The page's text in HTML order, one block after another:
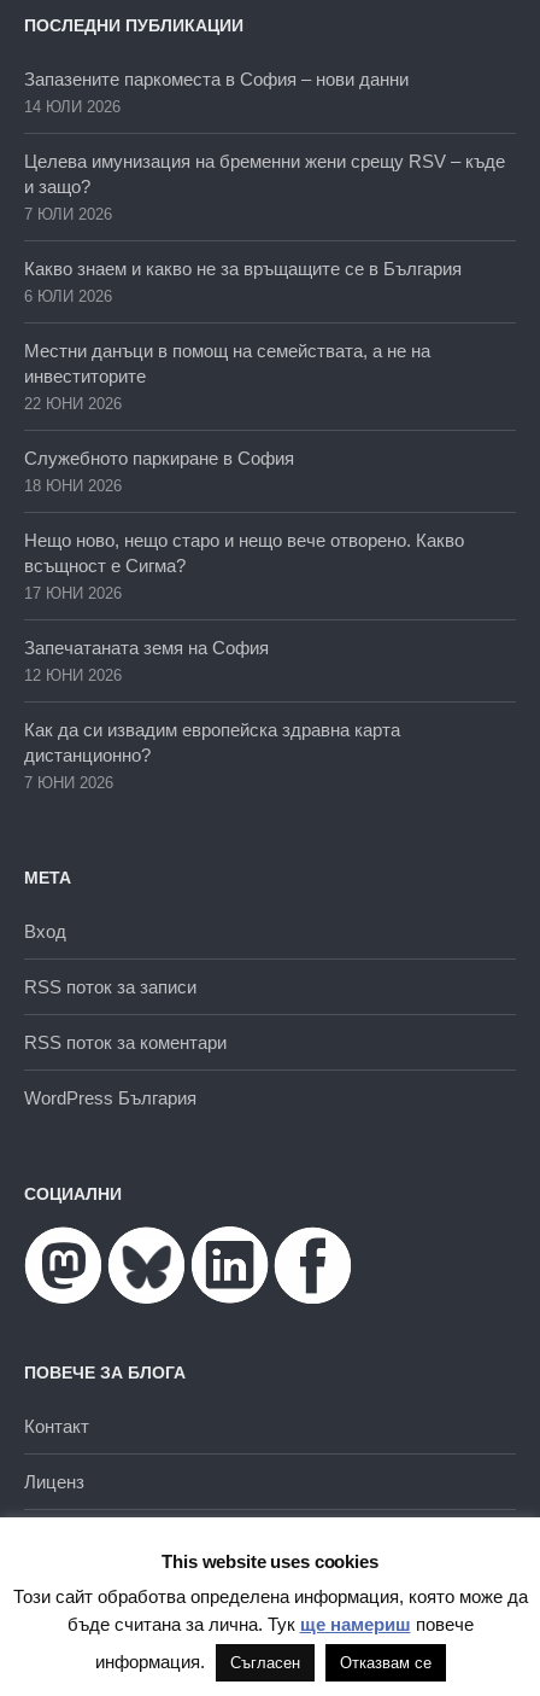
ПОСЛЕДНИ ПУБЛИКАЦИИ
Запазените паркоместа в София – нови данни
14 ЮЛИ 2026
Целева имунизация на бременни жени срещу RSV – къде
и защо?
7 ЮЛИ 2026
Какво знаем и какво не за връщащите се в България
6 ЮЛИ 2026
Местни данъци в помощ на семействата, а не на
инвеститорите
22 ЮНИ 2026
Служебното паркиране в София
18 ЮНИ 2026
Нещо ново, нещо старо и нещо вече отворено. Какво
всъщност е Сигма?
17 ЮНИ 2026
Запечатаната земя на София
12 ЮНИ 2026
Как да си извадим европейска здравна карта
дистанционно?
7 ЮНИ 2026
МЕТА
Вход
RSS поток за записи
RSS поток за коментари
WordPress България
СОЦИАЛНИ
ПОВЕЧЕ ЗА БЛОГА
Контакт
Лиценз
This website uses cookies
Този сайт обработва определена информация, която може да
бъде считана за лична. Тук ще намериш повече
информация.
Съгласен Отказвам се